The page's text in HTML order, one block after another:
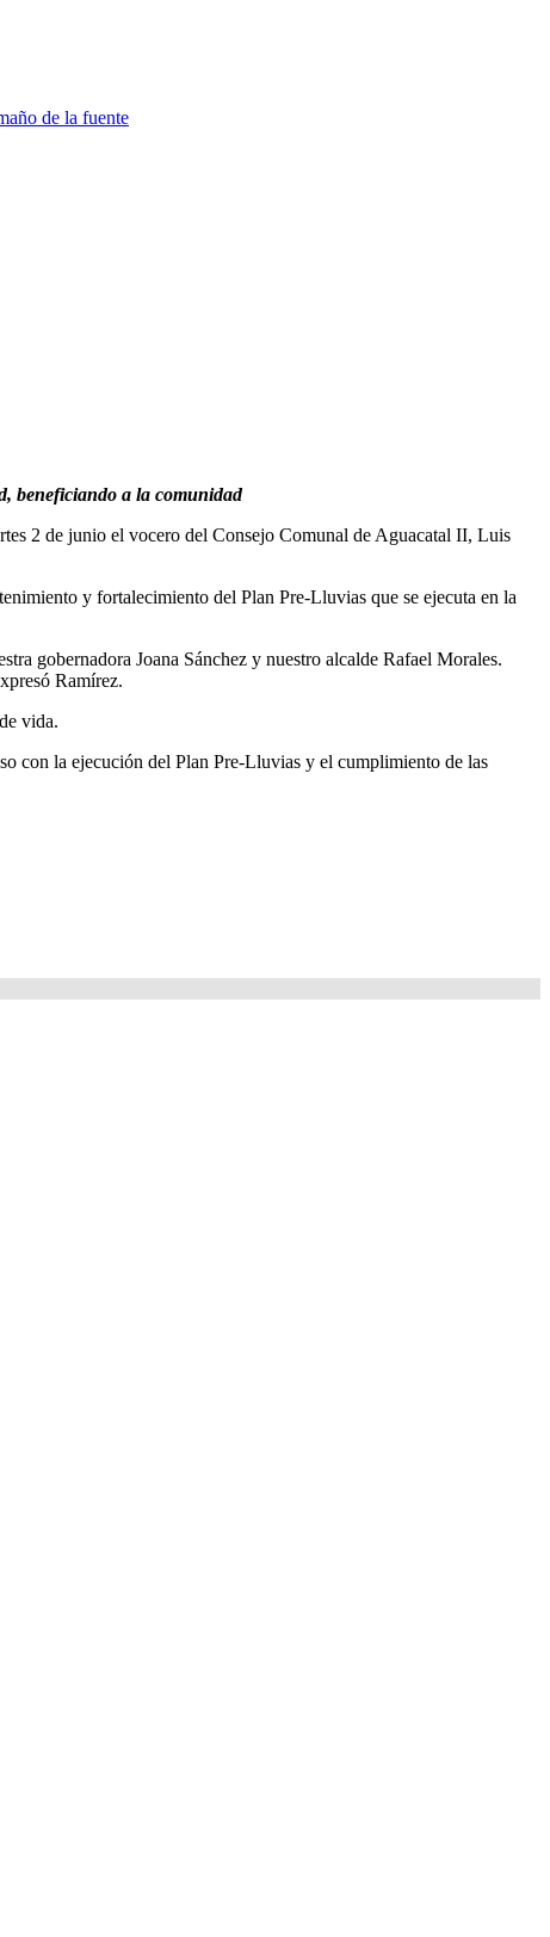
beneficiando a la comunidad
2 de junio el vocero del Consejo Comunal de Aguacatal II, Luis
y fortalecimiento del Plan Pre-Lluvias que se ejecuta en la
gobernadora Joana Sánchez y nuestro alcalde Rafael Morales.
Ramírez.
vida.
con la ejecución del Plan Pre-Lluvias y el cumplimiento de las